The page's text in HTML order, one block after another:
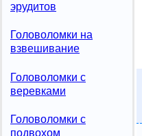
эрудитов
Головоломки на
взвешивание
Головоломки с
веревками
Головоломки с
подвохом